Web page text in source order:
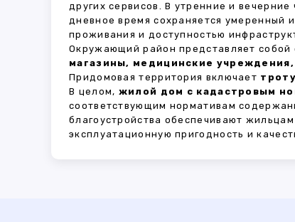
других сервисов. В утренние и
дневное время сохраняется умеренный
проживания и доступностью
Окружающий район представляет собой
магазины, медицинские
Придомовая территория включает
В целом, жилой дом с кадастровым
соответствующим нормативам
благоустройства обеспечивают
эксплуатационную пригодность и